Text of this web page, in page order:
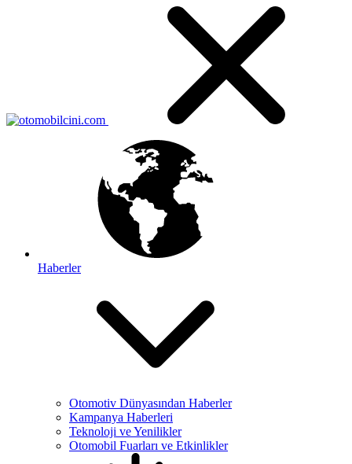
Haberler
Otomotiv Dünyasından Haberler
Kampanya Haberleri
Teknoloji ve Yenilikler
Otomobil Fuarları ve Etkinlikler